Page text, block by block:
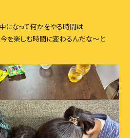
になって何かをやる時間は
を楽しむ時間に変わるんだな〜と